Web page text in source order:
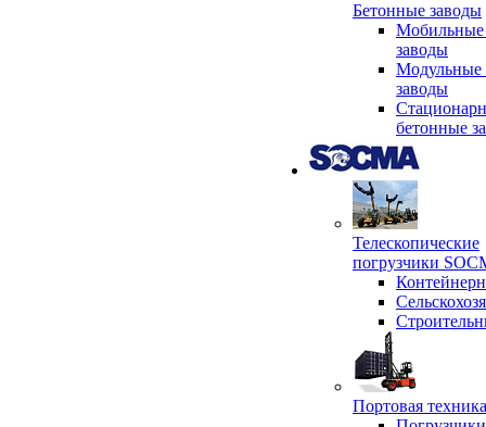
Бетонные заводы
Мобильные
заводы
Модульные
заводы
бетонные
Телескопические
погрузчики
Портовая